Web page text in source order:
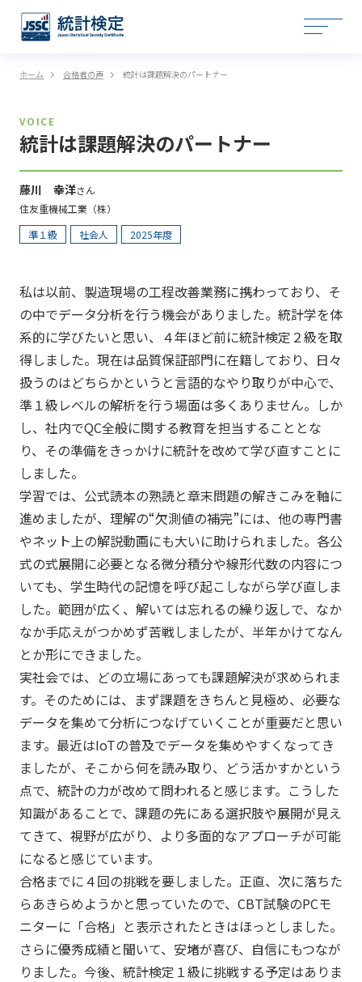
ホーム 合格者の声 統計は課題解決のパートナー
VOICE
統計は課題解決のパートナー
藤川 幸洋さん
住友重機械工業（株）
準１級
社会人 2025年度
私は以前、製造現場の工程改善業務に携わっており、そ
の中でデータ分析を行う機会がありました。統計学を体
系的に学びたいと思い、４年ほど前に統計検定２級を取
得しました。現在は品質保証部門に在籍しており、日々
扱うのはどちらかというと言語的なやり取りが中心で、
準１級レベルの解析を行う場面は多くありません。しか
し、社内でQC全般に関する教育を担当することとな
り、その準備をきっかけに統計を改めて学び直すことに
しました。
学習では、公式読本の熟読と章末問題の解きこみを軸に
進めましたが、理解の“欠測値の補完”には、他の専門書
やネット上の解説動画にも大いに助けられました。各公
式の式展開に必要となる微分積分や線形代数の内容につ
いても、学生時代の記憶を呼び起こしながら学び直しま
した。範囲が広く、解いては忘れるの繰り返しで、なか
なか手応えがつかめず苦戦しましたが、半年かけてなん
とか形にできました。
実社会では、どの立場にあっても課題解決が求められま
す。そのためには、まず課題をきちんと見極め、必要な
データを集めて分析につなげていくことが重要だと思い
ます。最近はIoTの普及でデータを集めやすくなってき
ましたが、そこから何を読み取り、どう活かすかという
点で、統計の力が改めて問われると感じます。こうした
知識があることで、課題の先にある選択肢や展開が見え
てきて、視野が広がり、より多面的なアプローチが可能
になると感じています。
合格までに４回の挑戦を要しました。正直、次に落ちた
らあきらめようかと思っていたので、CBT試験のPCモ
ニターに「合格」と表示されたときはほっとしました。
さらに優秀成績と聞いて、安堵が喜び、自信にもつなが
りました。今後、統計検定１級に挑戦する予定はありま